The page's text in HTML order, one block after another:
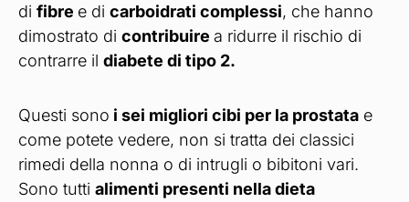
di fibre e di carboidrati complessi, che hanno
dimostrato di contribuire a ridurre il rischio di
contrarre il diabete di tipo 2.
Questi sono i sei migliori cibi per la prostata e
come potete vedere, non si tratta dei classici
rimedi della nonna o di intrugli o bibitoni vari.
Sono tutti alimenti presenti nella dieta